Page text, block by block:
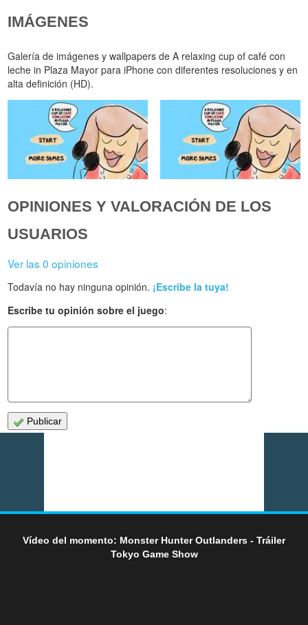
IMÁGENES
Galería de imágenes y wallpapers de A relaxing cup of café con
leche in Plaza Mayor para iPhone con diferentes resoluciones y en
alta definición (HD).
OPINIONES Y VALORACIÓN DE LOS
USUARIOS
Ver las 0 opiniones
Todavía no hay ninguna opinión. ¡Escribe la tuya!
Escribe tu opinión sobre el juego:
Publicar
Vídeo del momento: Monster Hunter Outlanders - Tráiler
Tokyo Game Show